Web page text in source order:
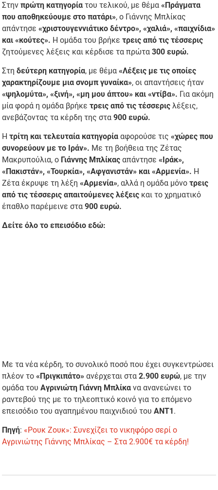
Στηνπρώτη κατηγορία του τελικού, με θέμα«Πράγματα
που αποθηκεύουμε στο πατάρι», ο Γιάννης Μπλίκας
απάντησε«χριστουγεννιάτικο δέντρο», «χαλιά», «παιχνίδια»
και «κούτες». Η ομάδα του βρήκε τρεις από τις τέσσερις
ζητούμενες λέξεις και κέρδισε τα πρώτα300 ευρώ.
Στη δεύτερη κατηγορία, με θέμα«Λέξεις με τις οποίες
χαρακτηρίζουμε μια σνομπ γυναίκα», οι απαντήσεις ήταν
«ψηλομύτα», «ξινή», «μη μου άπτου» και «ντίβα». Για ακόμη
μία φορά η ομάδα βρήκετρεις από τις τέσσερις λέξεις,
ανεβάζοντας τα κέρδη της στα900 ευρώ.
Ητρίτη και τελευταία κατηγορία αφορούσε τις«χώρες που
συνορεύουν με το Ιράν». Με τη βοήθεια της Ζέτας
Μακρυπούλια, ο Γιάννης Μπλίκας απάντησε «Ιράκ»,
«Πακιστάν», «Τουρκία», «Αφγανιστάν» και «Αρμενία». Η
Ζέτα έκρυψε τη λέξη«Αρμενία», αλλά η ομάδα μόνοτρεις
από τις τέσσερις απαιτούμενες λέξεις και το χρηματικό
έπαθλο παρέμεινε στα 900 ευρώ.
Δείτε όλο το επεισόδιο εδώ:
Με τα νέα κέρδη, το συνολικό ποσό που έχει συγκεντρώσει
πλέον το«Πριγκιπάτο» ανέρχεται στα2.900 ευρώ, με την
ομάδα τουΑγρινιώτη Γιάννη Μπλίκα να ανανεώνει το
ραντεβού της με το τηλεοπτικό κοινό για το επόμενο
επεισόδιο του αγαπημένου παιχνιδιού τουΑΝΤ1.
Πηγή: «Ρουκ Ζουκ»: Συνεχίζει το νικηφόρο σερί ο
Αγρινιώτης Γιάννης Μπλίκας – Στα 2.900€ τα κέρδη!